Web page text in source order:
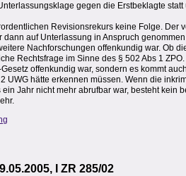
gegen die Erstbeklagte
Revisionsrekurs keine Folge.
dann auf Unterlassung in Anspruch
Nachforschungen offenkundig war. Ob
Rechtsfrage im Sinne des § 502 Abs 1
offenkundig war, sondern es kommt
UWG hätte erkennen müssen. Wenn die
ein Jahr nicht mehr abrufbar war, besteht
I ZR 285/02